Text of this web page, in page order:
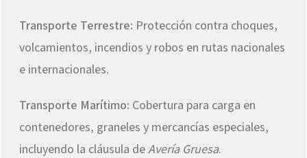
Transporte Terrestre: Protección contra choques,
volcamientos, incendios y robos en rutas nacionales
e internacionales.
Transporte Marítimo: Cobertura para carga en
contenedores, graneles y mercancías especiales,
incluyendo la cláusula deAvería Gruesa.